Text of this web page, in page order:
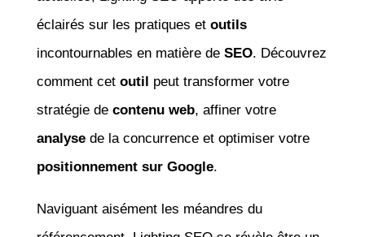
éclairés sur les pratiques et outils
incontournables en matière de SEO. Découvrez
comment cet outil peut transformer votre
stratégie de contenu web, affiner votre
analysede la concurrence et optimiser votre
positionnement sur Google.
Naviguant aisément les méandres du